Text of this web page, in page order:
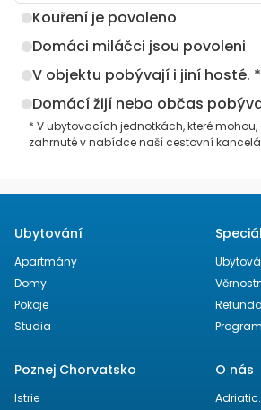
Kouření je povoleno
Domáci miláčci jsou povoleni
V objektu pobývají i jiní hosté. *
Domácí žijí nebo občas
* V ubytovacích jednotkách, které
zahrnuté v nabídce naší cestovní
Ubytování
Apartmány
Domy
Pokoje
Studia
Poznej Chorvatsko
Istrie
O nás